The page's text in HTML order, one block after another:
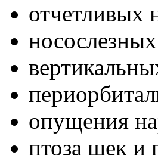
отчетливых
опущения
птоза щек и